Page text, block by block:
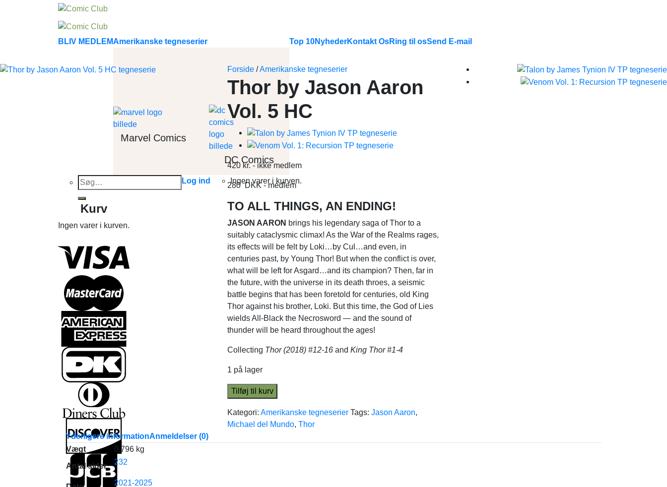
BLIV MEDLEMAmerikanske tegneserier
Marvel Comics
DC Comics
Top 10NyhederKontakt OsRing til osSend E-mail
Søg
efter:
Log ind Ingen varer i kurven.
Kurv
Ingen varer i kurven.
Forside /Amerikanske tegneserier
Thor by Jason Aaron
Vol. 5 HC
420 kr.- ikke medlem
280DKK- medlem
TO ALL THINGS, AN ENDING!
JASON AARON brings his legendary saga of Thor to a
suitably cataclysmic climax! As the War of the Realms rages,
its effects will be felt by Loki…by Cul…and even, in
centuries past, by Young Thor! But when the conflict is over,
what will be left for Asgard…and its champion? Then, far in
the future, with the universe in its death throes, a seismic
battle begins that has been foretold for centuries, old King
Thor against his brother, Loki. But this time, the God of Lies
wields All-Black the Necrosword — and the sound of
thunder will be heard throughout the ages!
Collecting Thor (2018) #12-16 and King Thor #1-4
1 på lager
Tilføj til kurv
Kategori: Amerikanske tegneserier Tags: Jason Aaron,
Michael del Mundo, Thor
Yderligere informationAnmeldelser (0)
Vægt
0.796 kg
Antal sider
232
2021-2025